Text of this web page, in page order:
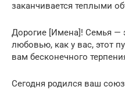
заканчивается теплыми
Дорогие [Имена]! Семья —
любовью, как у вас, этот
вам бесконечного
Сегодня родился ваш